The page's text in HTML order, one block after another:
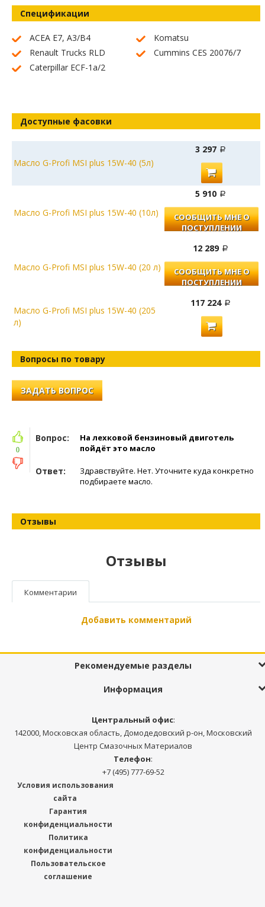
Спецификации
ACEA E7, A3/B4
Komatsu
Renault Trucks RLD
Cummins CES 20076/7
Caterpillar ECF-1а/2
Доступные фасовки
Масло G-Profi MSI plus 15W-40 (5л)
3 297
Масло G-Profi MSI plus 15W-40 (10л)
5 910
СООБЩИТЬ МНЕ О
ПОСТУПЛЕНИИ
Масло G-Profi MSI plus 15W-40 (20 л)
12 289
СООБЩИТЬ МНЕ О
ПОСТУПЛЕНИИ
Масло G-Profi MSI plus 15W-40 (205
л)
117 224
Вопросы по товару
ЗАДАТЬ ВОПРОС
Вопрос:
На лехковой бензиновый двиготель
пойдёт это масло
Ответ:
Здравствуйте. Нет. Уточните куда конкретно
подбираете масло.
0
Отзывы
Отзывы
Комментарии
Добавить комментарий
Рекомендуемые разделы
Информация
Центральный офис:
142000, Московская область, Домодедовский р-он, Московский
Центр Смазочных Материалов
Телефон:
+7 (495) 777-69-52
Условия использования
сайта
Гарантия
конфиденциальности
Политика
конфиденциальности
Пользовательское
соглашение